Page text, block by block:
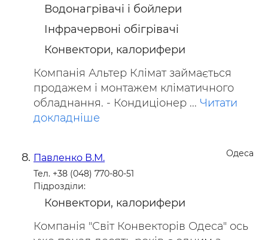
Водонагрівачі і бойлери
Інфрачервоні обігрівачі
Конвектори, калорифери
Компанія Альтер Клімат займається
продажем і монтажем кліматичного
обладнання. - Кондиціонер ... Читати
докладніше
Одеса
Павленко В.М.
Тел. +38 (048) 770-80-51
Підрозділи:
Конвектори, калорифери
Компанія "Світ Конвекторів Одеса" ось